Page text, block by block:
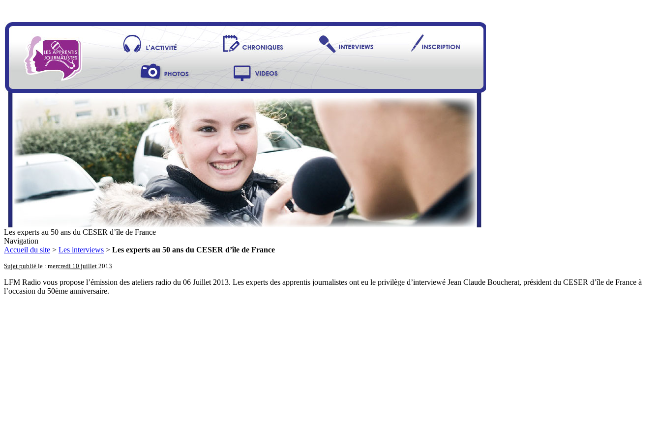
Les experts au 50 ans du CESER d’île de France
Navigation
Accueil du site > Les interviews > Les experts au 50 ans du CESER d’île de France
Sujet publié le : mercredi 10 juillet 2013
LFM Radio vous propose l’émission des ateliers radio du 06 Juillet 2013. Les experts des apprentis journalistes ont eu le privilège d’interviewé Jean Claude Boucherat, président du CESER d’île de France à
l’occasion du 50ème anniversaire.